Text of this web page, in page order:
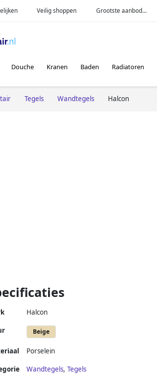
Veilig shoppen Grootste aanbod...
Douche Kranen Baden Radiatoren
Tegels Wandtegels Halcon
Halcon
Beige
Porselein
Wandtegels, Tegels